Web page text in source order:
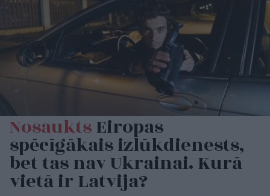
NosauktsEiropas
spēcīgākais izlūkdienests,
bet tas nav Ukrainai. Kurā
vietā ir Latvija?